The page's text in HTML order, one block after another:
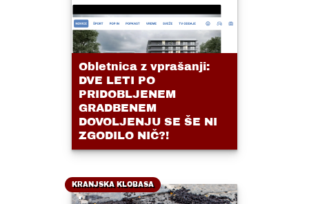
Obletnica z vprašanji:
DVE LETI PO
PRIDOBLJENEM
GRADBENEM
DOVOLJENJU SE ŠE NI
ZGODILO NIČ?!
KRANJSKA KLOBASA